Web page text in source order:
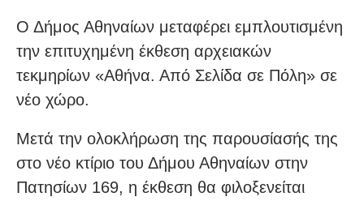
Ο Δήμος Αθηναίων μεταφέρει εμπλουτισμένη
την επιτυχημένη έκθεση αρχειακών
τεκμηρίων «Αθήνα. Από Σελίδα σε Πόλη» σε
νέο χώρο.
Μετά την ολοκλήρωση της παρουσίασής της
στο νέο κτίριο του Δήμου Αθηναίων στην
Πατησίων 169, η έκθεση θα φιλοξενείται